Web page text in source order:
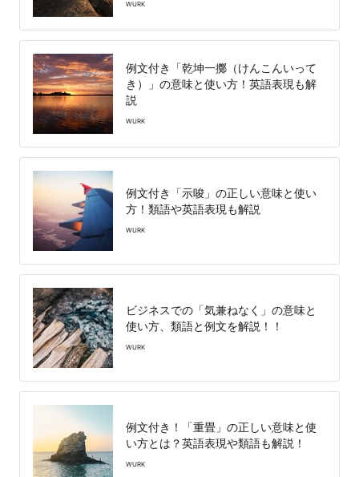
WURK
例文付き「乾坤一擲（けんこんいって
き）」の意味と使い方！英語表現も解
説
WURK
例文付き「示唆」の正しい意味と使い
方！類語や英語表現も解説
WURK
ビジネスでの「気兼ねなく」の意味と
使い方、類語と例文を解説！！
WURK
例文付き！「重畳」の正しい意味と使
い方とは？英語表現や類語も解説！
WURK